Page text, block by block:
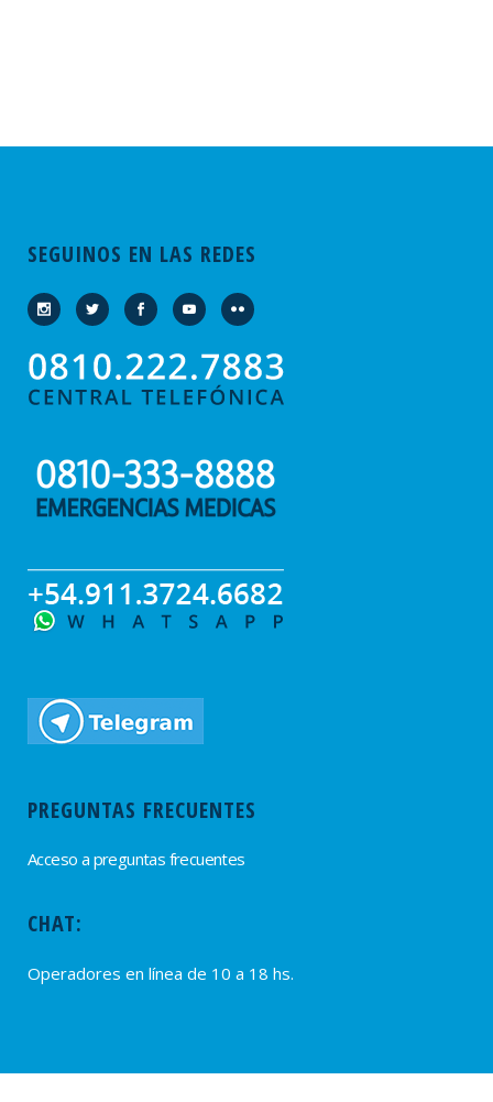
SEGUINOS EN LAS REDES
PREGUNTAS FRECUENTES
Acceso a preguntas frecuentes
CHAT:
Operadores en línea de 10 a 18 hs.
PROVEEDORES